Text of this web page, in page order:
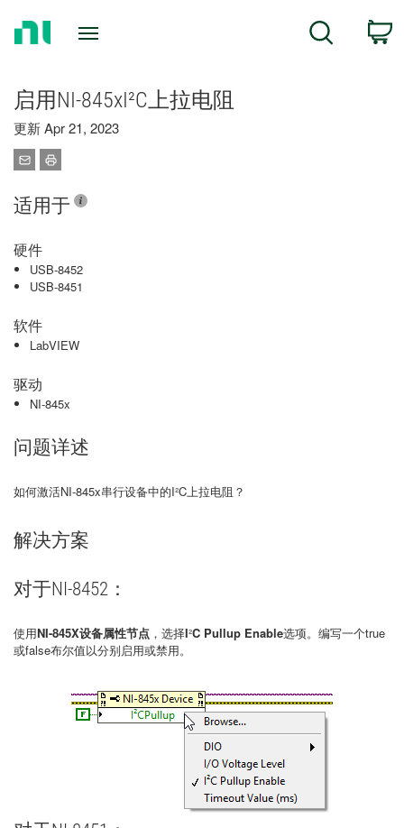
Search
启用NI-845xI²C上拉电阻
更新 Apr 21, 2023
适用于
硬件
USB-8452
USB-8451
软件
LabVIEW
驱动
NI-845x
问题详述
如何激活NI-845x串行设备中的I²C上拉电阻？
解决方案
对于NI-8452：
使用NI-845X设备属性节点 ，选择I²C Pullup Enable选项。编写一个true
或false布尔值以分别启用或禁用。